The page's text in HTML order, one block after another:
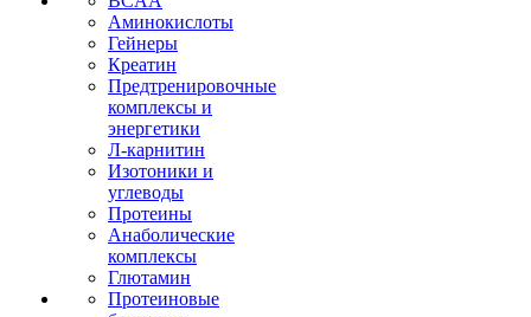
Аминокислоты
Гейнеры
Креатин
Предтренировочные
комплексы и
энергетики
Л-карнитин
Изотоники и
углеводы
Протеины
Анаболические
комплексы
Глютамин
Протеиновые